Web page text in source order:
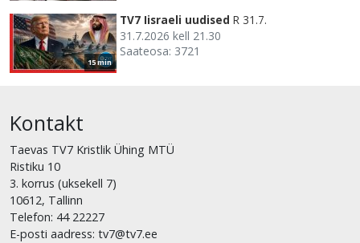
15 min
TV7 Iisraeli uudised R 31.7.
31.7.2026 kell 21.30
Saateosa: 3721
Kontakt
Taevas TV7 Kristlik Ühing MTÜ
Ristiku 10
3. korrus (uksekell 7)
10612, Tallinn
Telefon: 44 22227
E-posti aadress: tv7@tv7.ee